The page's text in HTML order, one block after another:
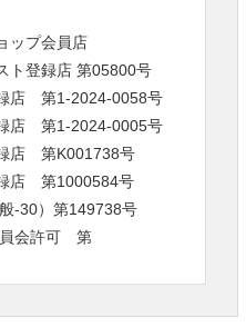
ップ会員店
ト登録店 第05800号
店 第1-2024-0058号
店 第1-2024-0005号
店 第K001738号
店 第1000584号
-30）第149738号
員会許可 第